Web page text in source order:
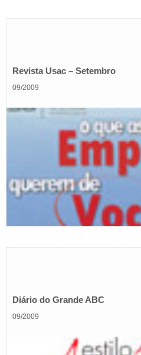
Revista Usac – Setembro
09/2009
Diário do Grande ABC
09/2009